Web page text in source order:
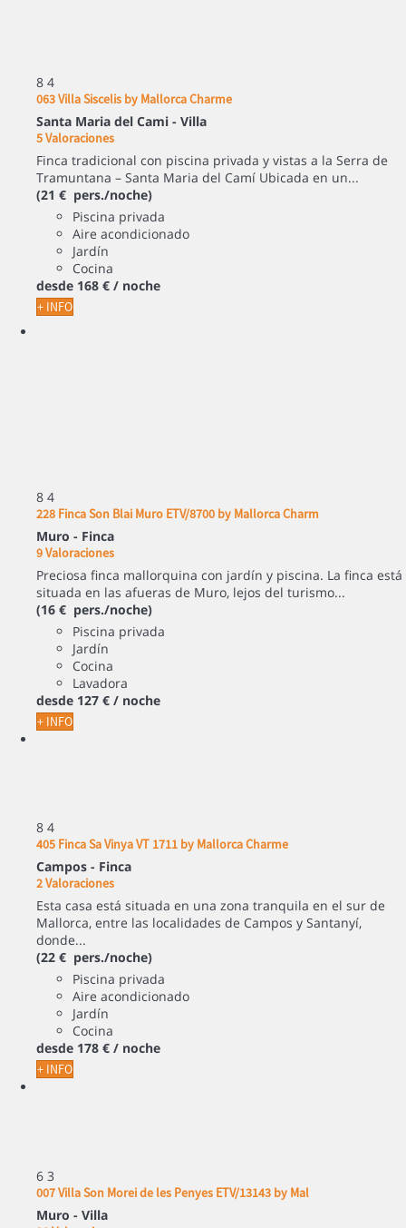
8 4
063 Villa Siscelis by Mallorca Charme
Santa Maria del Cami - Villa
5 Valoraciones
Finca tradicional con piscina privada y vistas a la Serra de
Tramuntana – Santa Maria del Camí Ubicada en un...
(21 € pers./noche)
Piscina privada
Aire acondicionado
Jardín
Cocina
desde 168 € / noche
+ INFO
8 4
228 Finca Son Blai Muro ETV/8700 by Mallorca Charm
Muro - Finca
9 Valoraciones
Preciosa finca mallorquina con jardín y piscina. La finca está
situada en las afueras de Muro, lejos del turismo...
(16 € pers./noche)
Piscina privada
Jardín
Cocina
Lavadora
desde 127 € / noche
+ INFO
8 4
405 Finca Sa Vinya VT 1711 by Mallorca Charme
Campos - Finca
2 Valoraciones
Esta casa está situada en una zona tranquila en el sur de
Mallorca, entre las localidades de Campos y Santanyí,
donde...
(22 € pers./noche)
Piscina privada
Aire acondicionado
Jardín
Cocina
desde 178 € / noche
+ INFO
6 3
007 Villa Son Morei de les Penyes ETV/13143 by Mal
Muro - Villa